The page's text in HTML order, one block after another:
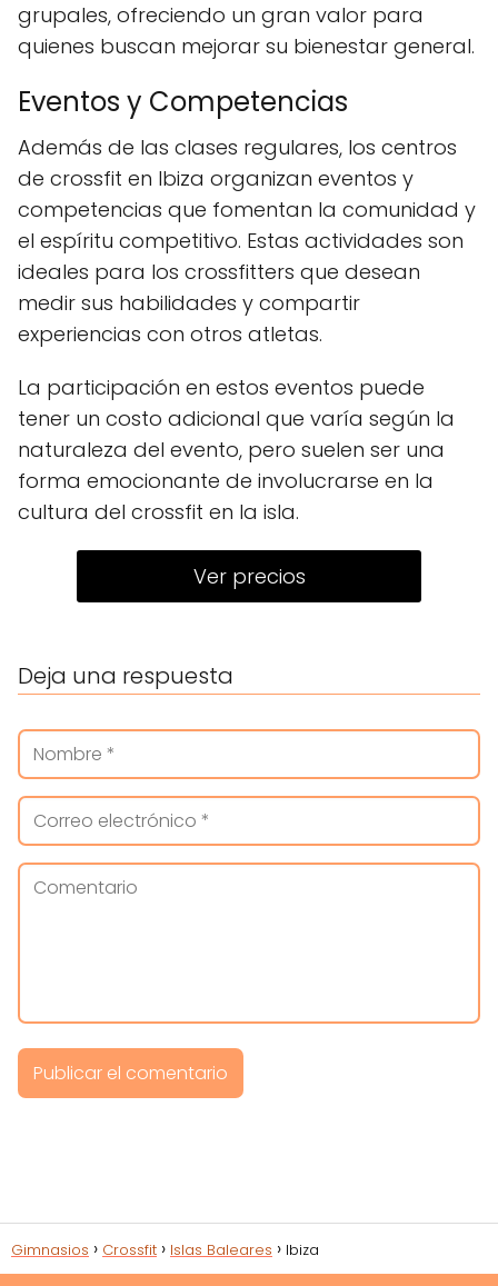
grupales, ofreciendo un gran valor para
quienes buscan mejorar su bienestar general.
Eventos y Competencias
Además de las clases regulares, los centros
de crossfit en Ibiza organizan eventos y
competencias que fomentan la comunidad y
el espíritu competitivo. Estas actividades son
ideales para los crossfitters que desean
medir sus habilidades y compartir
experiencias con otros atletas.
La participación en estos eventos puede
tener un costo adicional que varía según la
naturaleza del evento, pero suelen ser una
forma emocionante de involucrarse en la
cultura del crossfit en la isla.
Ver precios
Deja una respuesta
Gimnasios Crossfit Islas Baleares Ibiza